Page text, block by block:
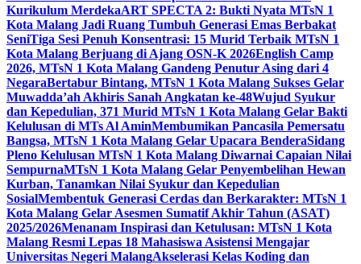
Kurikulum MerdekaART SPECTA 2: Bukti Nyata MTsN 1
Kota Malang Jadi Ruang Tumbuh Generasi Emas Berbakat
SeniTiga Sesi Penuh Konsentrasi: 15 Murid Terbaik MTsN 1
Kota Malang Berjuang di Ajang OSN-K 2026English Camp
2026, MTsN 1 Kota Malang Gandeng Penutur Asing dari 4
NegaraBertabur Bintang, MTsN 1 Kota Malang Sukses Gelar
Muwadda’ah Akhiris Sanah Angkatan ke-48Wujud Syukur
dan Kepedulian, 371 Murid MTsN 1 Kota Malang Gelar Bakti
Kelulusan di MTs Al AminMembumikan Pancasila Pemersatu
Bangsa, MTsN 1 Kota Malang Gelar Upacara BenderaSidang
Pleno Kelulusan MTsN 1 Kota Malang Diwarnai Capaian Nilai
SempurnaMTsN 1 Kota Malang Gelar Penyembelihan Hewan
Kurban, Tanamkan Nilai Syukur dan Kepedulian
SosialMembentuk Generasi Cerdas dan Berkarakter: MTsN 1
Kota Malang Gelar Asesmen Sumatif Akhir Tahun (ASAT)
2025/2026Menanam Inspirasi dan Ketulusan: MTsN 1 Kota
Malang Resmi Lepas 18 Mahasiswa Asistensi Mengajar
Universitas Negeri MalangAkselerasi Kelas Koding dan